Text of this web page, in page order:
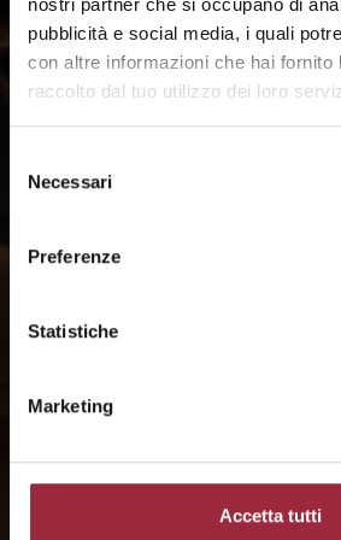
nostri partner che si occupano di
pubblicità e social media, i quali
con altre informazioni che hai fornito
raccolto dal tuo utilizzo dei loro
delNecessari
Preferenze
Statistiche
Marketing
Accetta tutti
Il nostro caffè viaggia da
selezioniamo con cura
esaltiamo le preziose
abbiniamo con sapienza